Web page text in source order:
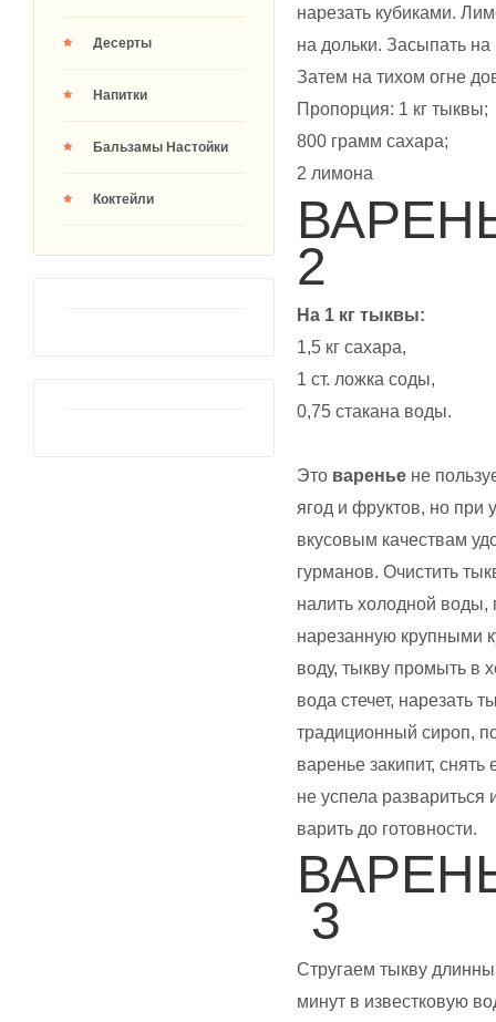
Десерты
Напитки
Бальзамы Настойки
Коктейли
нарезать кубиками.
на дольки. Засыпать
Затем на тихом огне
Пропорция: 1 кг тыквы;
800 грамм сахара;
2 лимона
2
На 1 кг тыквы:
1,5 кг сахара,
1 ст. ложка соды,
0,75 стакана воды.
Это вареньене
ягод и фруктов, но при
вкусовым качествам
гурманов. Очистить
налить холодной воды,
нарезанную крупными
воду, тыкву промыть в
вода стечет, нарезать
традиционный сироп,
варенье закипит, снять
не успела развариться
варить до готовности.
3
Стругаем тыкву
минут в известковую